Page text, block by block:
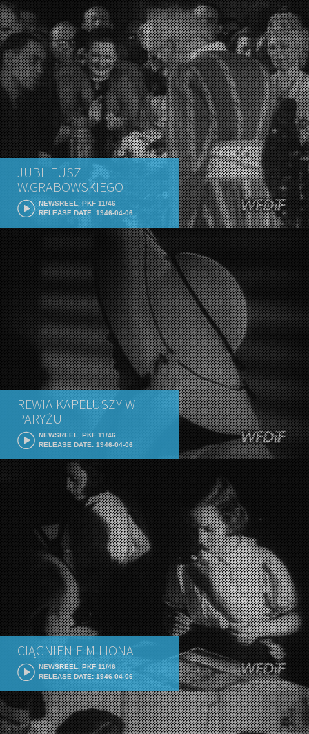
JUBILEUSZ
W.GRABOWSKIEGO
NEWSREEL, PKF 11/46
RELEASE DATE: 1946-04-06
REWIA KAPELUSZY W
PARYŻU
NEWSREEL, PKF 11/46
RELEASE DATE: 1946-04-06
CIĄGNIENIE MILIONA
NEWSREEL, PKF 11/46
RELEASE DATE: 1946-04-06